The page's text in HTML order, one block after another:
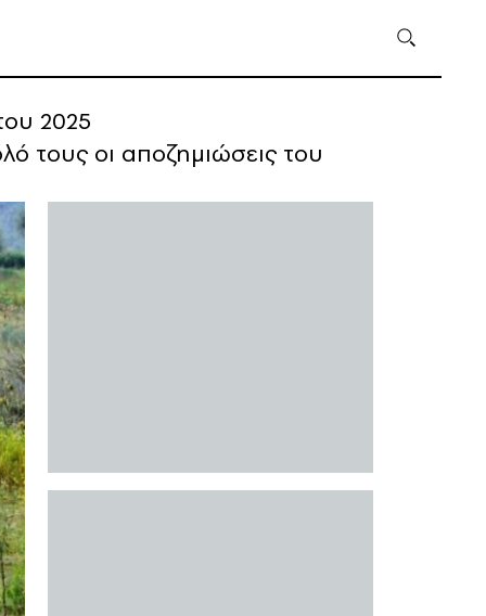
2025
τους οι αποζημιώσεις του